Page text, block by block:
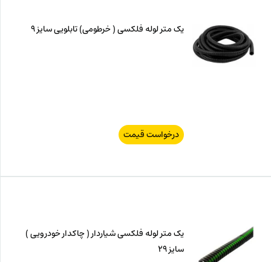
یک متر لوله فلکسی ( خرطومی) تابلویی سایز 9
درخواست قیمت
یک متر لوله فلکسی شیاردار ( چاکدار خودرویی )
سایز 29